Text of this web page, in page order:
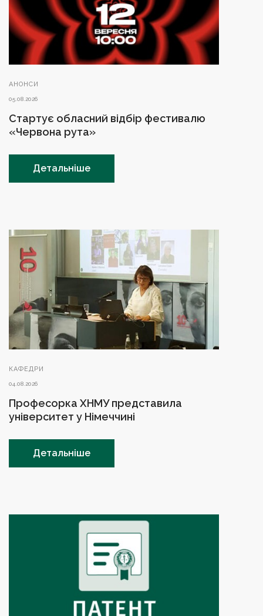
АНОНСИ
05.08.2026
Стартує обласний відбір фестивалю
«Червона рута»
Детальніше
КАФЕДРИ
04.08.2026
Професорка ХНМУ представила
університет у Німеччині
Детальніше